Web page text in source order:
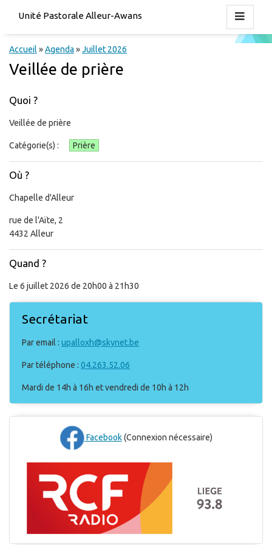
Unité Pastorale Alleur-Awans
Accueil »Agenda »Juillet 2026
Veillée de prière
Quoi ?
Veillée de prière
Catégorie(s) : Prière
Où ?
Chapelle d'Alleur
rue de l'Aïte, 2
4432 Alleur
Quand ?
Le 6 juillet 2026 de 20h00 à 21h30
Secrétariat
Par email : upalloxh@skynet.be
Par téléphone : 04.263.52.06
Mardi de 14h à 16h et vendredi de 10h à 12h
Facebook(Connexion nécessaire)